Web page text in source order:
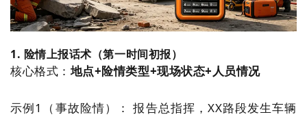
1. 险情上报话术（第一时间初报）
核心格式： 地点+险情类型+现场状态+人员情况
示例1（事故险情）： 报告总指挥，XX路段发生车辆